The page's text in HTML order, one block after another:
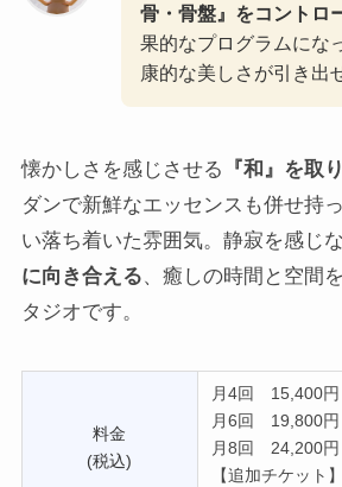
骨・骨盤』 をコントロ
果的なプログラムにな
康的な美しさが引き出
懐かしさを感じさせる 『和』を取
ダンで新鮮なエッセンスも併せ持
い落ち着いた雰囲気。静寂を感じ
に向き合える、癒しの時間と空間
タジオです。
料金
(税込)
月4回 15,400円
月6回 19,800円
月8回 24,200円
【追加チケット】